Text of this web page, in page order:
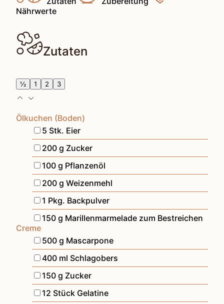
Nährwerte
Zutaten
½ 1 2 3
Ölkuchen (Boden)
▢
5 Stk. Eier
▢
200 g Zucker
▢
100 g Pflanzenöl
▢
200 g Weizenmehl
▢
1 Pkg. Backpulver
▢
150 g Marillenmarmelade zum Bestreichen
Creme
▢
500 g Mascarpone
▢
400 ml Schlagobers
▢
150 g Zucker
▢
12 Stück Gelatine